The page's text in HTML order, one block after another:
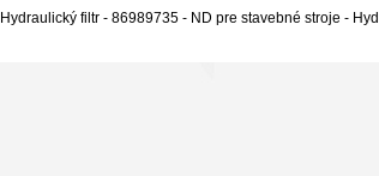
Hydraulický filtr - 86989735 - ND pre stavebné stroje -